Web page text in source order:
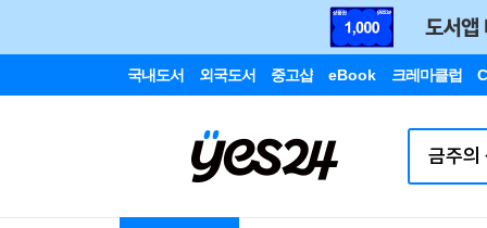
국내도서 외국도서 중고샵 eBook 크레마클럽